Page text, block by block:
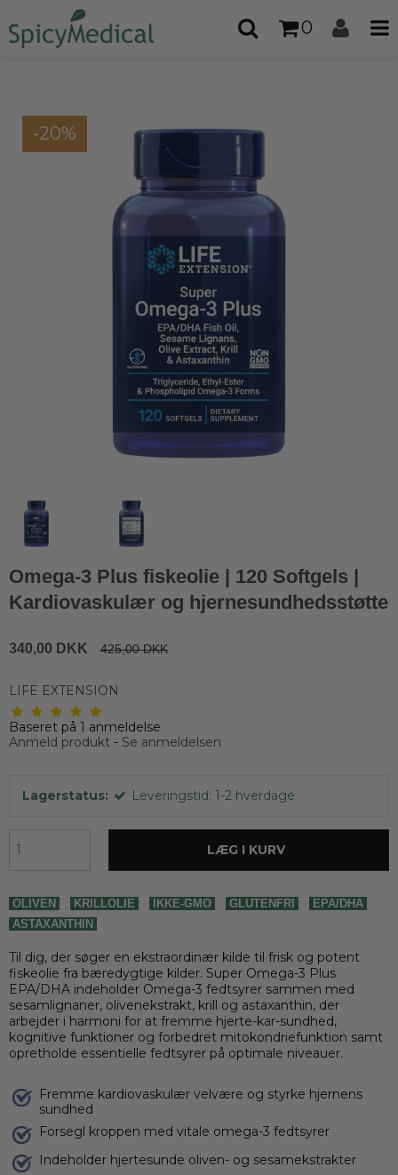
0
-20%
Omega-3 Plus fiskeolie | 120 Softgels |
Kardiovaskulær og hjernesundhedsstøtte
340,00 DKK 425,00 DKK
LIFE EXTENSION
Baseret på 1 anmeldelse
Anmeld produkt - Se anmeldelsen
Lagerstatus: Leveringstid: 1-2 hverdage
LÆG I KURV
OLIVEN KRILLOLIE IKKE-GMO GLUTENFRI
EPA/DHA
ASTAXANTHIN
Til dig, der søger en ekstraordinær kilde til frisk og potent
fiskeolie fra bæredygtige kilder. Super Omega-3 Plus
EPA/DHA indeholder Omega-3 fedtsyrer sammen med
sesamlignaner, olivenekstrakt, krill og astaxanthin, der
arbejder i harmoni for at fremme hjerte-kar-sundhed,
kognitive funktioner og forbedret mitokondriefunktion samt
opretholde essentielle fedtsyrer på optimale niveauer.
Fremme kardiovaskulær velvære og styrke hjernens
sundhed
Forsegl kroppen med vitale omega-3 fedtsyrer
Indeholder hjertesunde oliven- og sesamekstrakter